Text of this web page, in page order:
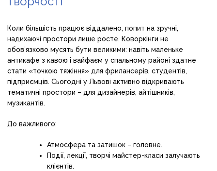
Коли більшість працює віддалено, попит на зручні,
надихаючі простори лише росте. Коворкінги не
обов’язково мусять бути великими: навіть маленьке
антикафе з кавою і вайфаєм у спальному районі здатне
стати «точкою тяжіння» для фрилансерів, студентів,
підприємців. Сьогодні у Львові активно відкривають
тематичні простори – для дизайнерів, айтішників,
музикантів.
До важливого:
Атмосфера та затишок – головне.
Події, лекції, творчі майстер-класи залучають
клієнтів.